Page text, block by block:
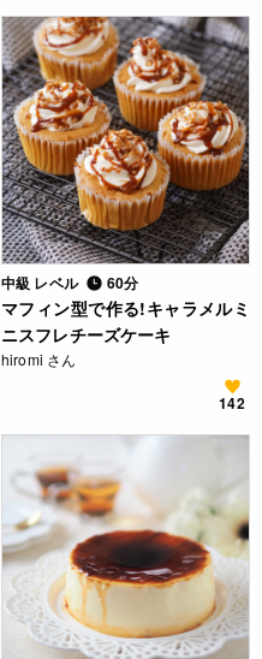
中級 レベル 60分
マフィン型で作る!キャラメルミ
ニスフレチーズケーキ
hiromi さん
142